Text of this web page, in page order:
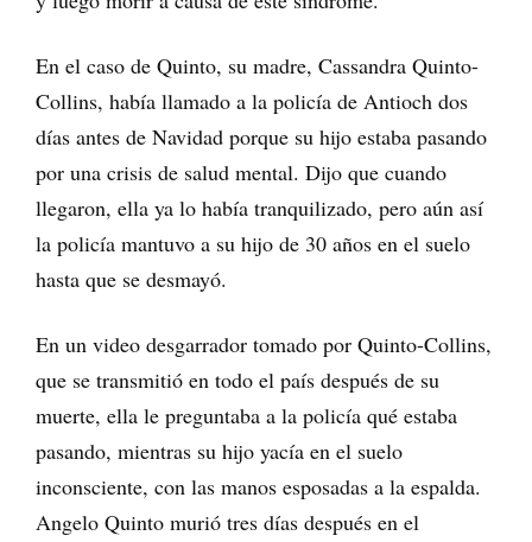
En el caso de Quinto, su madre, Cassandra Quinto-
Collins, había llamado a la policía de Antioch dos
días antes de Navidad porque su hijo estaba pasando
por una crisis de salud mental. Dijo que cuando
llegaron, ella ya lo había tranquilizado, pero aún así
la policía mantuvo a su hijo de 30 años en el suelo
hasta que se desmayó.
En un video desgarrador tomado por Quinto-Collins,
que se transmitió en todo el país después de su
muerte, ella le preguntaba a la policía qué estaba
pasando, mientras su hijo yacía en el suelo
inconsciente, con las manos esposadas a la espalda.
Angelo Quinto murió tres días después en el